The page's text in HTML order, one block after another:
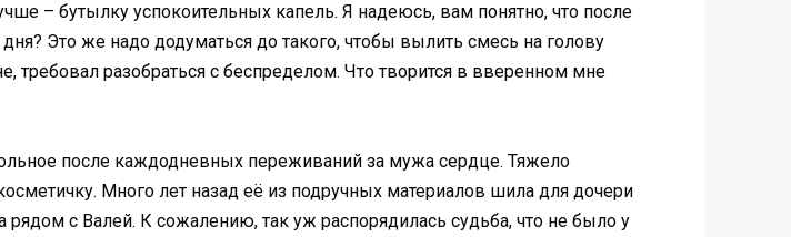
– бутылку успокоительных капель. Я надеюсь, вам понятно, что после
Это же надо додуматься до такого, чтобы вылить смесь на голову
разобраться с беспределом. Что творится в вверенном мне
после каждодневных переживаний за мужа сердце. Тяжело
Много лет назад её из подручных материалов шила для дочери
с Валей. К сожалению, так уж распорядилась судьба, что не было у